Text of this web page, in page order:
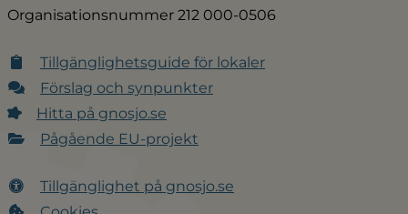
Organisationsnummer 212 000-0506
Tillgänglighetsguide för lokaler
Förslag och synpunkter
Hitta på gnosjo.se
Pågående EU-projekt
Tillgänglighet på gnosjo.se